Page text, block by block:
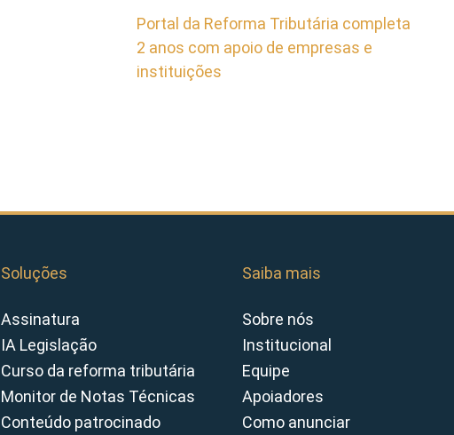
Portal da Reforma Tributária completa
2 anos com apoio de empresas e
instituições
Soluções
Assinatura
IA Legislação
Curso da reforma tributária
Monitor de Notas Técnicas
Conteúdo patrocinado
Saiba mais
Sobre nós
Institucional
Equipe
Apoiadores
Como anunciar